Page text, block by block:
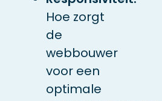
Hoe zorgt
de
webbouwer
voor een
optimale